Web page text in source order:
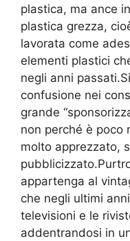
plastica, ma ance
plastica grezza,
lavorata come
elementi plastici
negli anni
confusione nei
grande
non perché è poco
molto apprezzato,
appartenga al
che negli ultimi
televisioni e le
addentrandosi in